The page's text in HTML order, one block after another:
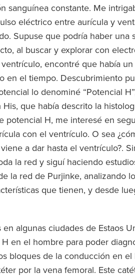
sanguínea constante. Me
eléctrico entre aurícula y
Supuse que podría haber
al buscar y explorar con
encontré que había
en el tiempo. Descubrimiento
lo denominé “Potencial
que había descrito la
potencial H, me interesé en
con el ventrículo. O sea
a dar hasta el ventrículo?.
la red y siguí haciendo
la red de Purjinke, analizando
que tienen, y desde
en algunas ciudades de Estaos
en el hombre para poder
bloques de la conducción en
por la vena femoral. Este